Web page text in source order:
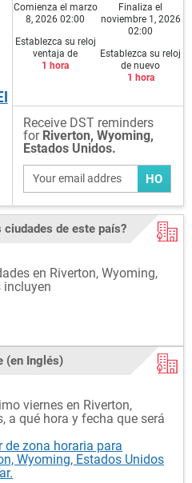
Comienza el marzo
8, 2026 02:00
Establezca su reloj
ventaja de
1 hora
Finaliza el
noviembre 1, 2026
02:00
Establezca su reloj
de nuevo
1 hora
Receive DST reminders
for Riverton, Wyoming,
Estados Unidos.
HO
de este país?
en Riverton, Wyoming,
incluyen
(en Inglés)
viernes en Riverton,
a qué hora y fecha que será
de zona horaria para
Wyoming, Estados Unidos